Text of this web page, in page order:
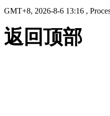
GMT+8, 2026-8-6 13:16 ,
返回顶部